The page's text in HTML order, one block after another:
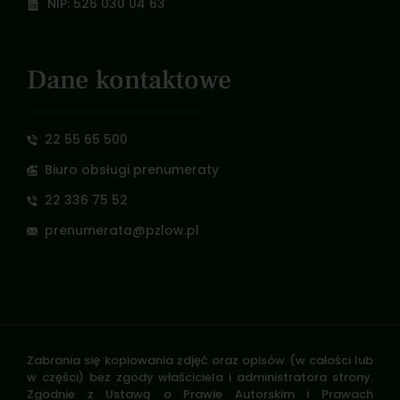
NIP: 526 030 04 63
Dane kontaktowe
22 55 65 500
Biuro obsługi prenumeraty
22 336 75 52
prenumerata@pzlow.pl
Zabrania się kopiowania zdjęć oraz opisów (w całości lub
w części) bez zgody właściciela i administratora strony.
Zgodnie z Ustawą o Prawie Autorskim i Prawach